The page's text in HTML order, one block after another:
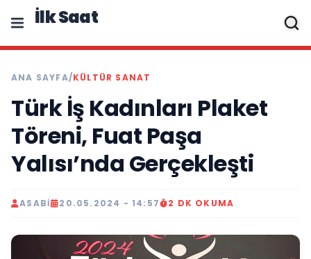
İlk Saat
ANA SAYFA/KÜLTÜR SANAT
Türk İş Kadınları Plaket
Töreni, Fuat Paşa
Yalısı’nda Gerçekleşti
ASABI 20.05.2024 - 14:57 2 DK OKUMA